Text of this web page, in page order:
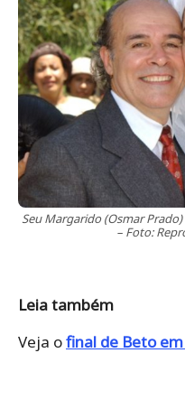
Seu Margarido (Osmar
– Foto:
Leia também
Veja ofinal de Beto